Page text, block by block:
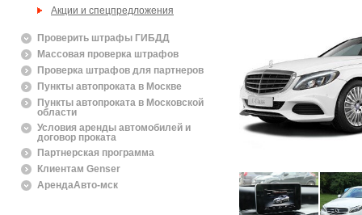
Акции и спецпредложения
Проверить штрафы ГИБДД
Массовая проверка штрафов
Проверка штрафов для партнеров
Пункты автопроката в Москве
Пункты автопроката в Московской
области
Условия аренды автомобилей и
договор проката
Партнерская программа
Клиентам Genser
АрендаАвто-мск